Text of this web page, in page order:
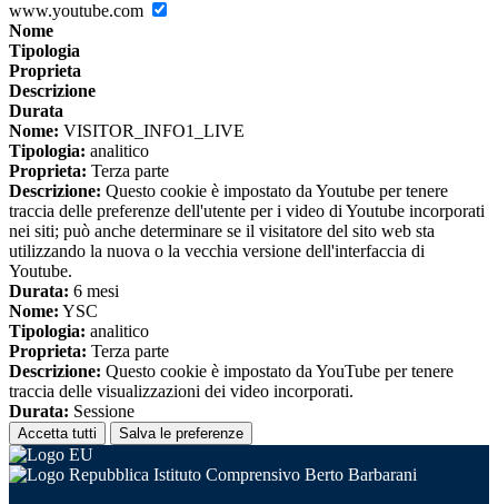
www.youtube.com
Nome
Tipologia
Proprieta
Descrizione
Durata
Nome: VISITOR_INFO1_LIVE
Tipologia: analitico
Proprieta: Terza parte
Descrizione: Questo cookie è impostato da Youtube per tenere
traccia delle preferenze dell'utente per i video di Youtube incorporati
nei siti; può anche determinare se il visitatore del sito web sta
utilizzando la nuova o la vecchia versione dell'interfaccia di
Youtube.
Durata: 6 mesi
Nome: YSC
Tipologia: analitico
Proprieta: Terza parte
Descrizione: Questo cookie è impostato da YouTube per tenere
traccia delle visualizzazioni dei video incorporati.
Durata: Sessione
Accetta tutti Salva le preferenze
Istituto Comprensivo Berto Barbarani